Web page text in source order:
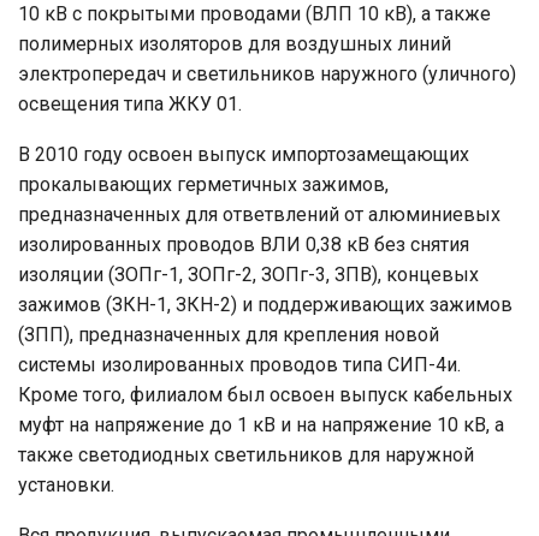
10 кВ с покрытыми проводами (ВЛП 10 кВ), а также
полимерных изоляторов для воздушных линий
электропередач и светильников наружного (уличного)
освещения типа ЖКУ 01.
В 2010 году освоен выпуск импортозамещающих
прокалывающих герметичных зажимов,
предназначенных для ответвлений от алюминиевых
изолированных проводов ВЛИ 0,38 кВ без снятия
изоляции (ЗОПг-1, ЗОПг-2, ЗОПг-3, ЗПВ), концевых
зажимов (ЗКН-1, ЗКН-2) и поддерживающих зажимов
(ЗПП), предназначенных для крепления новой
системы изолированных проводов типа СИП-4и.
Кроме того, филиалом был освоен выпуск кабельных
муфт на напряжение до 1 кВ и на напряжение 10 кВ, а
также светодиодных светильников для наружной
установки.